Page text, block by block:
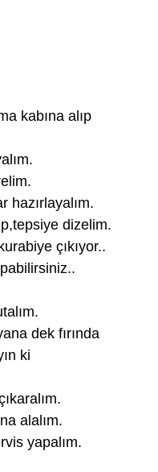
kabına alıp
hazırlayalım.
dizelim.
çıkıyor..
dek fırında
ki
alalım.
yapalım.